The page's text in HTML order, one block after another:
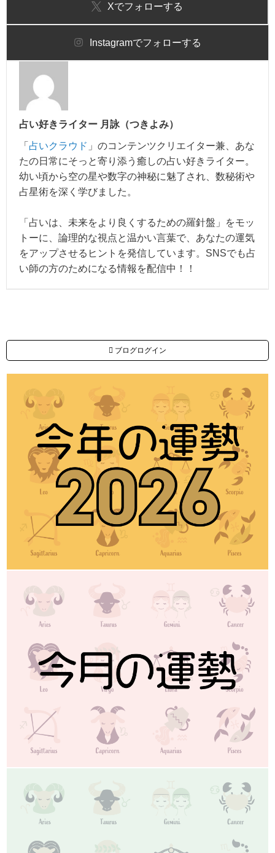
Xでフォローする
Instagramでフォローする
占い好きライター 月詠（つきよみ）
「 占いクラウド 」のコンテンツクリエイター兼、あな
たの日常にそっと寄り添う癒しの占い好きライター。
幼い頃から空の星や数字の神秘に魅了され、数秘術や
占星術を深く学びました。
「占いは、未来をより良くするための羅針盤」をモッ
トーに、論理的な視点と温かい言葉で、あなたの運気
をアップさせるヒントを発信しています。SNSでも占
い師の方のためになる情報を配信中！！
ブログログイン